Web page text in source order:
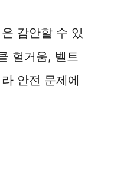
감안할 수 있
헐거움, 벨트
안전 문제에